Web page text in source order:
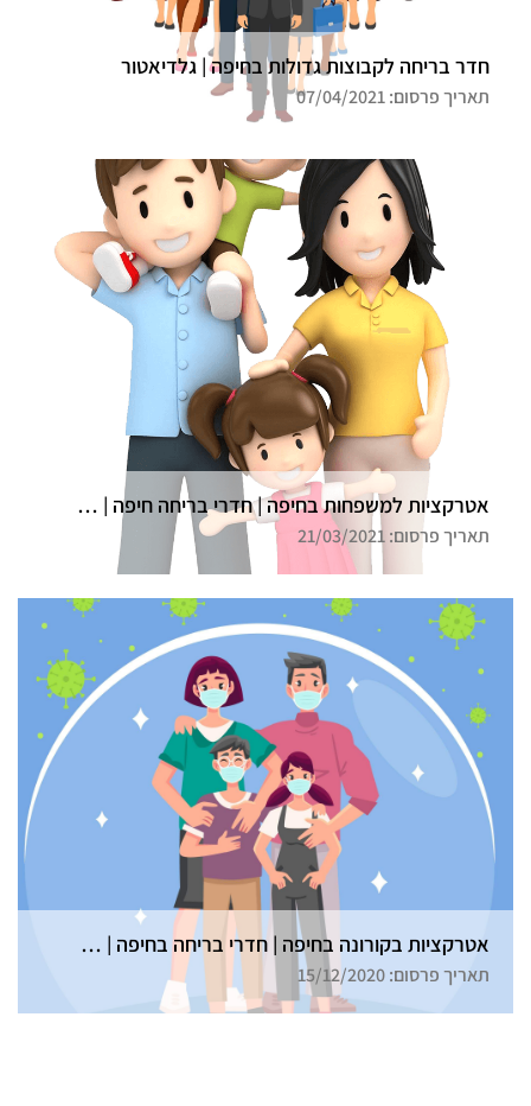
חדר בריחה לקבוצות גדולות בחיפה | גלדיאטור
תאריך פרסום: 07/04/2021
אטרקציות למשפחות בחיפה | חדרי בריחה חיפה | גלדיאטור
תאריך פרסום: 21/03/2021
אטרקציות בקורונה בחיפה | חדרי בריחה בחיפה | גלדיאטור
תאריך פרסום: 15/12/2020